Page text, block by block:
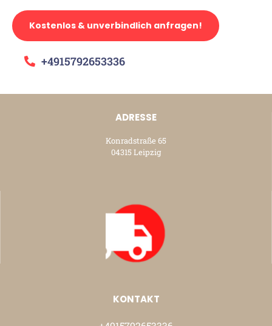
Kostenlos & unverbindlich anfragen!
+4915792653336
ADRESSE
Konradstraße 65
04315 Leipzig
KONTAKT